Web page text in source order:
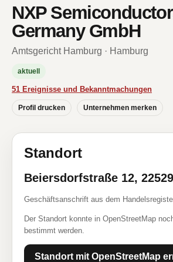
NXP
Germany GmbH
Amtsgericht Hamburg · Hamburg
aktuell
51 Ereignisse und Bekanntmachungen
Profil drucken Unternehmen merken
Standort
Beiersdorfstraße 12,
Geschäftsanschrift aus dem
Der Standort konnte in OpenStreetMap
bestimmt werden.
Standort mit OpenStreetMap